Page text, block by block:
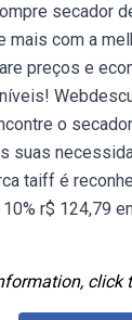
secador
mais com a
preços e
o
suas
taiff é
r$ 124,79
click